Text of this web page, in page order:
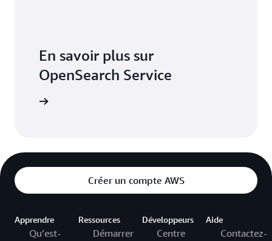
En savoir plus sur
OpenSearch Service
Créer un compte AWS
Apprendre
Qu’est-
Ressources
Démarrer
Développeurs
Centre
Aide
Contactez-